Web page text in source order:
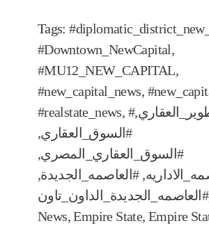
Tags:
#Downtown_NewCapital,
#MU12_NEW_CAPITAL,
#new_capital_news,
#realstate_news,
,
#السوق_العقاري,
#السوق_العقاري_المصري,
,#العاصمه_الجديدة,
#العاصمه_الجديدة_الداون_تاون
News,Empire State, Empire